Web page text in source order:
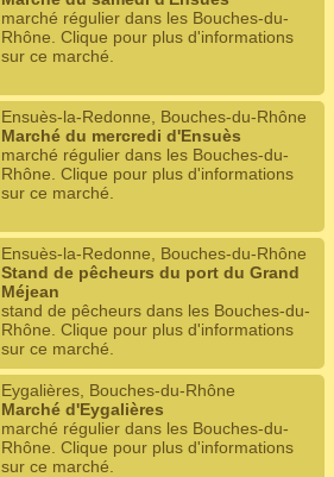
marché régulier dans les Bouches-du-
Rhône. Clique pour plus d'informations
sur ce marché.
Ensuès-la-Redonne, Bouches-du-Rhône
Marché du mercredi d'Ensuès
marché régulier dans les Bouches-du-
Rhône. Clique pour plus d'informations
sur ce marché.
Ensuès-la-Redonne, Bouches-du-Rhône
Stand de pêcheurs du port du Grand
Méjean
stand de pêcheurs dans les Bouches-du-
Rhône. Clique pour plus d'informations
sur ce marché.
Eygalières, Bouches-du-Rhône
Marché d'Eygalières
marché régulier dans les Bouches-du-
Rhône. Clique pour plus d'informations
sur ce marché.